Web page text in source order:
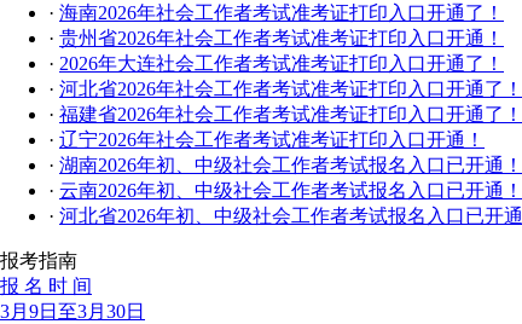
· 海南2026年社会工作者考试准考证打印入口开通了！
· 贵州省2026年社会工作者考试准考证打印入口开通！
· 2026年大连社会工作者考试准考证打印入口开通了！
· 河北省2026年社会工作者考试准考证打印入口开通了！
· 福建省2026年社会工作者考试准考证打印入口开通了！
· 辽宁2026年社会工作者考试准考证打印入口开通！
· 湖南2026年初、中级社会工作者考试报名入口已开通！
· 云南2026年初、中级社会工作者考试报名入口已开通！
· 河北省2026年初、中级社会工作者考试报名入口已开通
报考指南
报 名 时 间
3月9日至3月30日